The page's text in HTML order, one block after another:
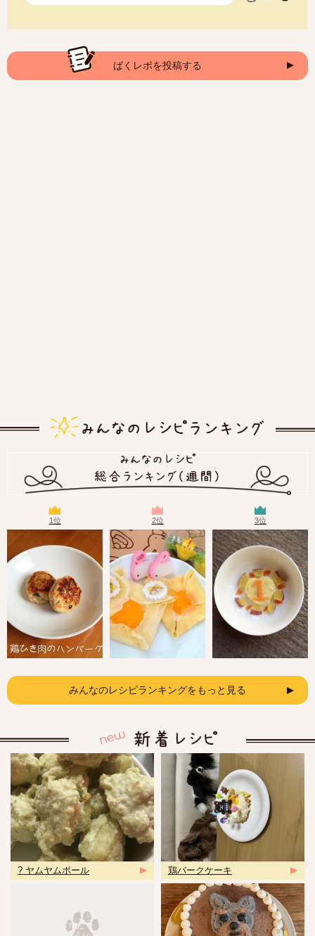
ばくレポを投稿する
1位 2位 3位
みんなのレシピランキングをもっと見る
? ヤムヤムボール 鶏バークケーキ